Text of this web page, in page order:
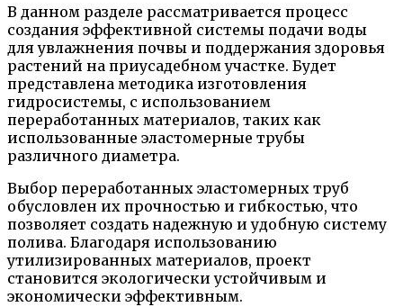
В данном разделе рассматривается процесс
создания эффективной системы подачи воды
для увлажнения почвы и поддержания здоровья
растений на приусадебном участке. Будет
представлена методика изготовления
гидросистемы, с использованием
переработанных материалов, таких как
использованные эластомерные трубы
различного диаметра.
Выбор переработанных эластомерных труб
обусловлен их прочностью и гибкостью, что
позволяет создать надежную и удобную систему
полива. Благодаря использованию
утилизированных материалов, проект
становится экологически устойчивым и
экономически эффективным.